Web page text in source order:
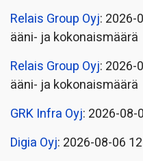
Relais Group Oyj: 2026-
ääni- ja kokonaismäärä
Relais Group Oyj: 2026-
ääni- ja kokonaismäärä
GRK Infra Oyj: 2026-08-
Digia Oyj: 2026-08-06